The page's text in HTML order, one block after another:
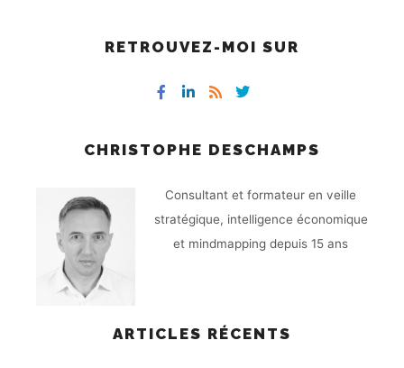
RETROUVEZ-MOI SUR
CHRISTOPHE DESCHAMPS
Consultant et formateur en veille
stratégique, intelligence économique
et mindmapping depuis 15 ans
ARTICLES RÉCENTS